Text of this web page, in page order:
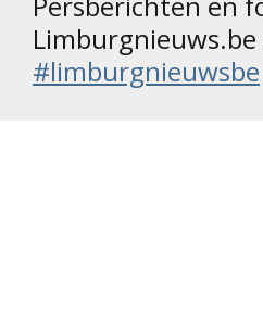
#limburgnieuwsbe